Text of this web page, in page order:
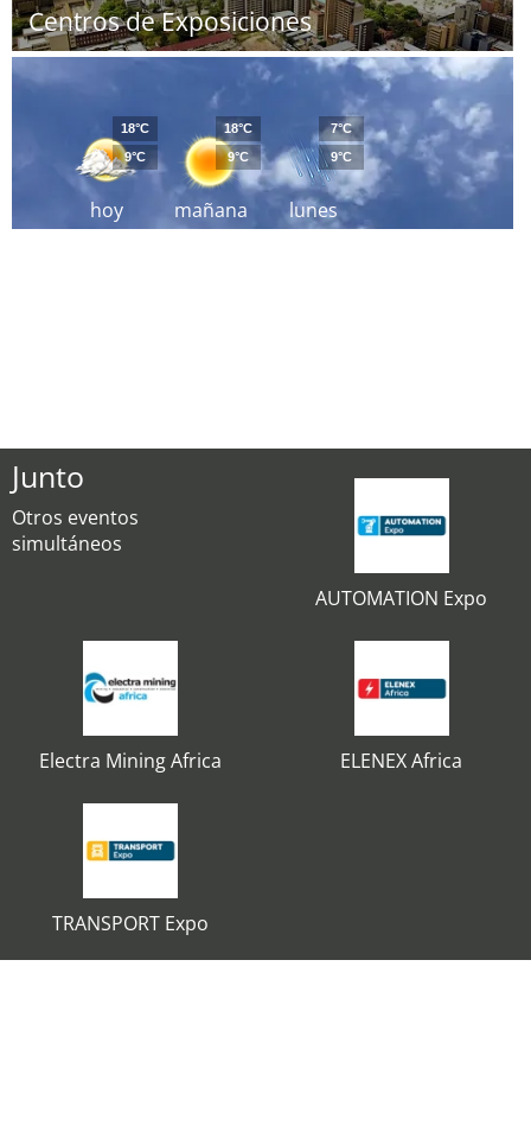
Centros de Exposiciones
hoy
18°C
9°C
mañana
18°C
9°C
lunes
7°C
9°C
Junto
Otros eventos
simultáneos
AUTOMATION Expo
Electra Mining Africa ELENEX Africa
TRANSPORT Expo